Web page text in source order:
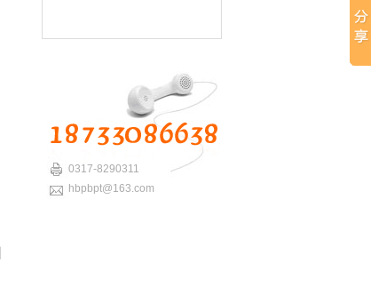
0317-8290311
hbpbpt@163.com